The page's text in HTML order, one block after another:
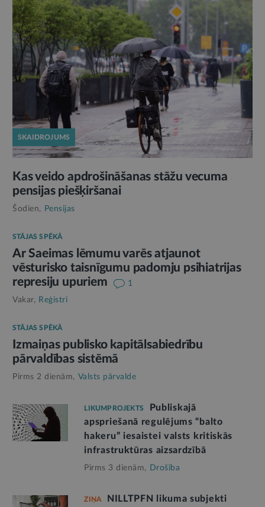
SKAIDROJUMS
Kas veido apdrošināšanas stāžu vecuma
pensijas piešķiršanai
Šodien, Pensijas
STĀJAS SPĒKĀ
Ar Saeimas lēmumu varēs atjaunot
vēsturisko taisnīgumu padomju psihiatrijas
represiju upuriem
1
Vakar, Reģistri
STĀJAS SPĒKĀ
Izmaiņas publisko kapitālsabiedrību
pārvaldības sistēmā
Pirms 2 dienām, Valsts pārvalde
LIKUMPROJEKTS
Publiskajā
apspriešanā regulējums “balto
hakeru” iesaistei valsts kritiskās
infrastruktūras aizsardzībā
Pirms 3 dienām, Drošība
ZIŅA
NILLTPFN likuma subjekti